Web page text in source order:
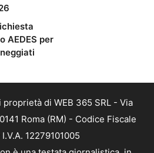
AEDES per
di WEB 365 SRL - Via
Roma (RM) - Codice Fiscale
12279101005